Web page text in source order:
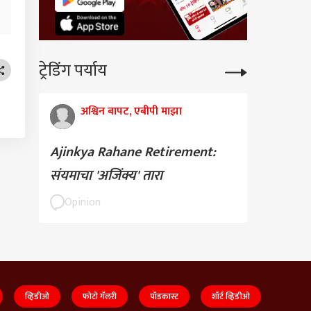
ट्रेडिंग पर्याय
अश्विन बापट, एबीपी माझा
Ajinkya Rahane Retirement:
संयमाचा 'अजिंक्य' तारा
Opinion
व्हिडीओ फोटो गॅलरी पॉडकास्ट शॉर्ट व्हिडीओ